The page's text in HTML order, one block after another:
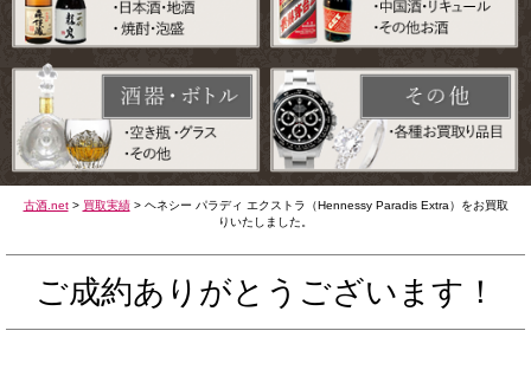
古酒.net> 買取実績> ヘネシー パラディ エクストラ（Hennessy Paradis Extra）をお買取
りいたしました。
ご成約ありがとうございます！